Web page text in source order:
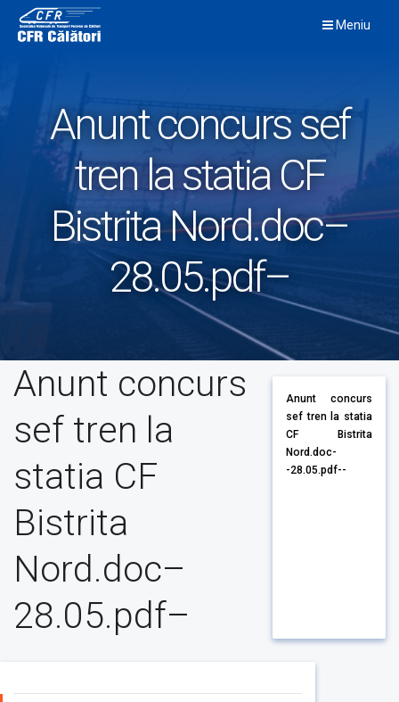
content
Meniu
Anunt concurs sef
tren la statia CF
Bistrita Nord.doc–
28.05.pdf–
Anunt concurs
sef tren la
statia CF
Bistrita
Nord.doc–
28.05.pdf–
Anunt concurs
sef tren la statia
CF Bistrita
Nord.doc-
-28.05.pdf--